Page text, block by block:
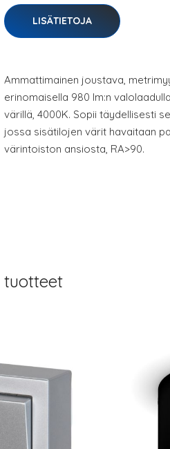
LISÄTIETOJA
Ammattimainen joustava,
erinomaisella 980 lm:n
värillä, 4000K. Sopii täydellisesti
jossa sisätilojen värit havaitaan
värintoiston ansiosta, RA>90.
tuotteet